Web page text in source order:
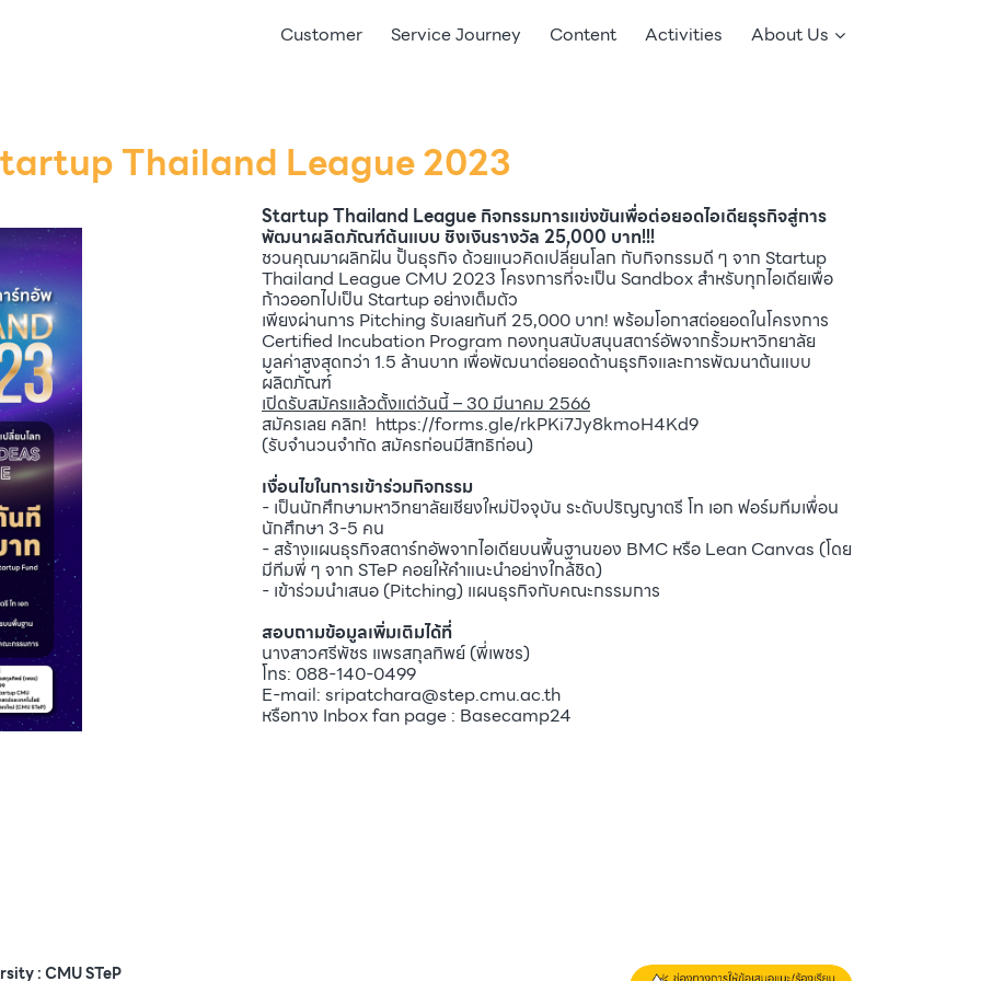
Customer Service Journey Content Activities About Us
Thailand League 2023
Startup Thailand League กิจกรรมการแข่งขันเพื่อต่อยอดไอเดียธุรกิจสู่การ
พัฒนาผลิตภัณฑ์ต้นแบบ ชิงเงินรางวัล 25,000 บาท!!!
ชวนคุณมาผลิกฝัน ปั้นธุรกิจ ด้วยแนวคิดเปลี่ยนโลก กับกิจกรรมดี ๆ จาก Startup
Thailand League CMU 2023 โครงการที่จะเป็น Sandbox สำหรับทุกไอเดียเพื่อ
ก้าวออกไปเป็น Startup อย่างเต็มตัว
เพียงผ่านการ Pitching รับเลยทันที 25,000 บาท! พร้อมโอกาสต่อยอดในโครงการ
Certified Incubation Program กองทุนสนับสนุนสตาร์อัพจากรั้วมหาวิทยาลัย
มูลค่าสูงสุดกว่า 1.5 ล้านบาท เพื่อพัฒนาต่อยอดด้านธุรกิจและการพัฒนาต้นแบบ
ผลิตภัณฑ์
เปิดรับสมัครแล้วตั้งแต่วันนี้ – 30 มีนาคม 2566
สมัครเลย คลิก! https://forms.gle/rkPKi7Jy8kmoH4Kd9
(รับจำนวนจำกัด สมัครก่อนมีสิทธิก่อน)
เงื่อนไขในการเข้าร่วมกิจกรรม
- เป็นนักศึกษามหาวิทยาลัยเชียงใหม่ปัจจุบัน ระดับปริญญาตรี โท เอก ฟอร์มทีมเพื่อน
นักศึกษา 3-5 คน
- สร้างแผนธุรกิจสตาร์ทอัพจากไอเดียบนพื้นฐานของ BMC หรือ Lean Canvas (โดย
มีทีมพี่ ๆ จาก STeP คอยให้คำแนะนำอย่างใกล้ชิด)
- เข้าร่วมนำเสนอ (Pitching) แผนธุรกิจกับคณะกรรมการ
สอบถามข้อมูลเพิ่มเติมได้ที่
นางสาวศรีพัชร แพรสกุลทิพย์ (พี่เพชร)
โทร: 088-140-0499
E-mail: sripatchara@step.cmu.ac.th
หรือทาง Inbox fan page : Basecamp24
: CMU STeP